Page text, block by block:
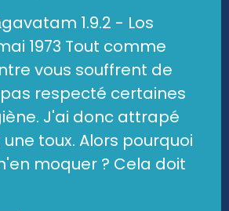
1.9.2 - Los
1973 Tout comme
vous souffrent de
respecté certaines
J'ai donc attrapé
toux. Alors pourquoi
moquer ? Cela doit